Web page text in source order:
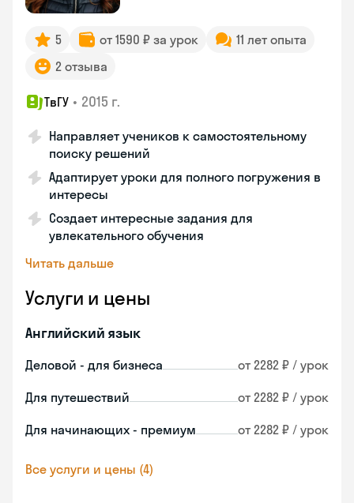
5 от 1590 ₽ за урок
11 лет опыта
2 отзыва
ТвГУ • 2015 г.
Направляет учеников к самостоятельному
поиску решений
Адаптирует уроки для полного погружения в
интересы
Создает интересные задания для
увлекательного обучения
Читать дальше
Услуги и цены
Английский язык
Деловой - для бизнеса от 2282 ₽ / урок
Для путешествий от 2282 ₽ / урок
Для начинающих - премиум от 2282 ₽ / урок
Все услуги и цены (4)